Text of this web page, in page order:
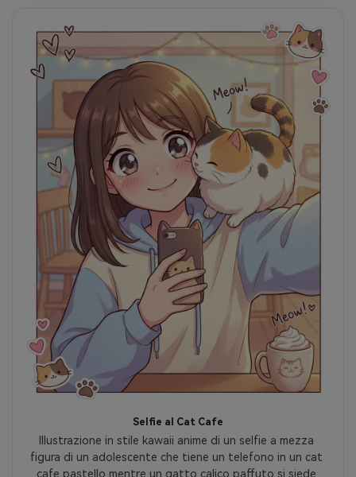
Selfie al Cat Cafe
Illustrazione in stile kawaii anime di un selfie a mezza
figura di un adolescente che tiene un telefono in un cat
cafe pastello mentre un gatto calico paffuto si siede